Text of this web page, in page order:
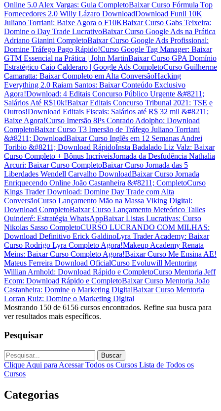
Online 5.0 Alex Vargas: Guia CompletoBaixar Curso Fórmula Top
Fornecedores 2.0 Willy Lázaro DownloadDownload Funil 10K
Juliano Torriani: Baixe Agora o F10KBaixar Curso Gabs Teixeira:
Domine o Day Trade LucrativoBaixar Curso Google Ads na Prática
Adriano Gianini CompletoBaixar Curso Google Ads Profissional:
Domine Tráfego Pago Rápido!Curso Google Tag Manager: Baixar
GTM Essencial na Prática | John MartinBaixar Curso GPA Domínio
Estratégico Caio Calderaro | Google Ads CompletoCurso Guilherme
Camaratta: Baixar Completo em Alta ConversãoHacking
Everything 2.0 Raiam Santos: Baixar Conteúdo Exclusivo
Agora!Download: 4 Editais Concurso Público Urgente &#8211;
Salários Até R$10k!Baixar Editais Concurso Tribunal 2021: TSE e
Outros!Download Editais Fiscais: Salários até R$ 32 mil &#8211;
Baixe Agora!Curso Imersão 8Ps Conrado Adolpho: Download
CompletoBaixar Curso T3 Imersão de Tráfego Juliano Torriani
&#8211; DownloadBaixar Curso Inglês em 12 Semanas Andrei
Toribio &#8211; Download RápidoInsta Badalado Liz Valz: Baixar
Curso Completo + Bônus IncríveisJornada da Desfudência Nathalia
Arcuri: Baixar Curso CompletoBaixar Curso Jornada das 5
Liberdades Wendell Carvalho DownloadBaixar Curso Jornada
Enriquecendo Online João Castanheira &#8211; CompletoCurso
Kings Trader Download: Domine Day Trade com Alta
ConversãoCurso Lançamento Mão na Massa Viking Digital:
Download CompletoBaixar Curso Lançamento Meteórico Talles
Quinderé: Estratégia WhatsAppBaixar Listas Lucrativas: Curso
Nikolas Sasso CompletoCURSO LUCRANDO COM MILHAS:
Download Definitivo Erick GaldinoLyra Trader Academy: Baixar
Curso Rodrigo Lyra Completo Agora!Makeup Academy Renata
Meins: Baixar Curso Completo Agora!Baixar Curso Me Ensina AE!
Mateus Ferreira Download OficialCurso Evoluwill Mentoring
Willian Arnhold: Download Rápido e CompletoCurso Mentoria Jeff
Ecom: Download Rápido e CompletoBaixar Curso Mentoria João
Castanheira: Domine o Marketing DigitalBaixar Curso Mentoria
Lorran Ruiz: Domine o Marketing Digital
Mostrando 150 de 6156 cursos encontrados. Refine sua busca para
ver resultados mais específicos.
Pesquisar
Buscar
Clique Aqui para Acessar Todos os Cursos Lista de Todos os
Cursos
Categorias